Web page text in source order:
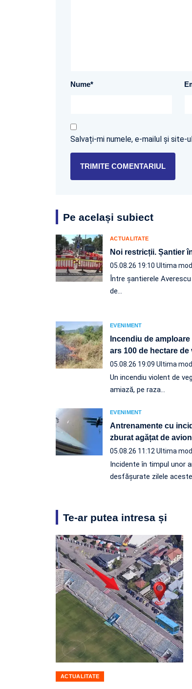
Nume*
Salvați-mi numele, e-mailul și
Pe același subiect
ACTUALITATE
Noi restricții. Șantier
05.08.26 19:10 Ultima
Între șantierele
de…
EVENIMENT
Incendiu de
ars 100 de hectare de
05.08.26 19:09 Ultima
Un incendiu violent de
amiază, pe raza…
EVENIMENT
Antrenamente cu
zburat agățat de
05.08.26 11:12 Ultima
Incidente în timpul unor
desfășurate zilele
Te-ar putea intresa și
ACTUALITATE